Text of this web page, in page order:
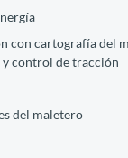
con cartografía del
control de tracción
del maletero